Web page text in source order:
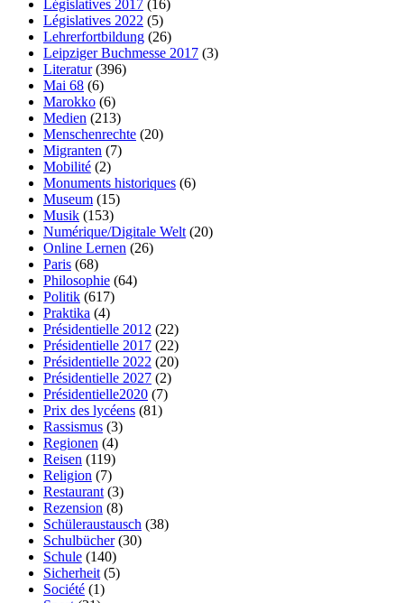
Législatives 2017 (16)
Législatives 2022 (5)
Lehrerfortbildung (26)
Leipziger Buchmesse 2017 (3)
Literatur(396)
Mai 68 (6)
Marokko (6)
Medien (213)
Menschenrechte (20)
Migranten (7)
Mobilité (2)
Monuments historiques (6)
Museum (15)
Musik (153)
Numérique/Digitale Welt (20)
Online Lernen (26)
Paris (68)
Philosophie (64)
Politik (617)
Praktika (4)
Présidentielle 2012 (22)
Présidentielle 2017 (22)
Présidentielle 2022 (20)
Présidentielle 2027 (2)
Présidentielle2020 (7)
Prix des lycéens (81)
Rassismus (3)
Regionen (4)
Reisen (119)
Religion (7)
Restaurant (3)
Rezension (8)
Schüleraustausch (38)
Schulbücher(30)
Schule (140)
Sicherheit (5)
Société (1)